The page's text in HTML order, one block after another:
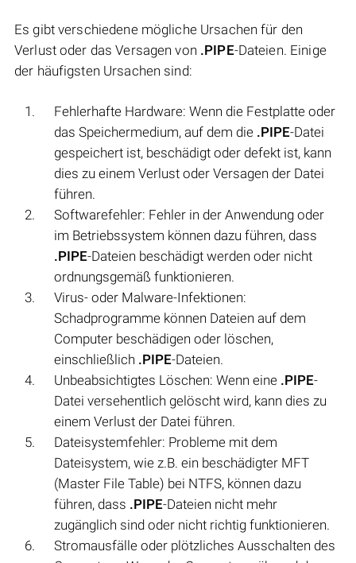
Es gibt verschiedene mögliche Ursachen für den
Verlust oder das Versagen von .PIPE-Dateien. Einige
der häufigsten Ursachen sind:
Fehlerhafte Hardware: Wenn die Festplatte oder
das Speichermedium, auf dem die .PIPE-Datei
gespeichert ist, beschädigt oder defekt ist, kann
dies zu einem Verlust oder Versagen der Datei
führen.
Softwarefehler: Fehler in der Anwendung oder
im Betriebssystem können dazu führen, dass
.PIPE-Dateien beschädigt werden oder nicht
ordnungsgemäß funktionieren.
Virus- oder Malware-Infektionen:
Schadprogramme können Dateien auf dem
Computer beschädigen oder löschen,
einschließlich .PIPE-Dateien.
Unbeabsichtigtes Löschen: Wenn eine .PIPE-
Datei versehentlich gelöscht wird, kann dies zu
einem Verlust der Datei führen.
Dateisystemfehler: Probleme mit dem
Dateisystem, wie z.B. ein beschädigter MFT
(Master File Table) bei NTFS, können dazu
führen, dass .PIPE-Dateien nicht mehr
zugänglich sind oder nicht richtig funktionieren.
Stromausfälle oder plötzliches Ausschalten des